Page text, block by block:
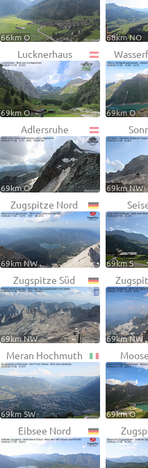
66km O 68km NO
Lucknerhaus
69km O 69km O
Adlersruhe
69km O 69km NW
Zugspitze Nord
69km NW 69km S
Zugspitze Süd
69km NW 69km NW
Meran Hochmuth
69km SW 69km O
Eibsee Nord